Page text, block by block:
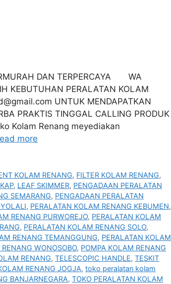
DAN TERPERCAYA WA
KEBUTUHAN PERALATAN KOLAM
UNTUK MENDAPATKAN
PRAKTIS TINGGAL CALLING PRODUK
Kolam Renang meyediakan
more
KOLAM RENANG, FILTER KOLAM RENANG,
, LEAF SKIMMER, PENGADAAN PERALATAN
SEMARANG, PENGADAAN PERALATAN
, PERALATAN KOLAM RENANG KEBUMEN,
RENANG PURWOREJO, PERALATAN KOLAM
, PERALATAN KOLAM RENANG SOLO,
RENANG TEMANGGUNG, PERALATAN KOLAM
WONOSOBO, POMPA KOLAM RENANG
RENANG, TELESCOPIC HANDLE, TESKIT
RENANG JOGJA, toko peralatan kolam
BANJARNEGARA, TOKO PERALATAN KOLAM